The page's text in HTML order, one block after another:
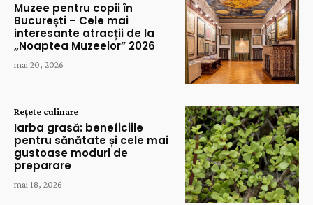
Muzee pentru copii în
București – Cele mai
interesante atracții de la
„Noaptea Muzeelor” 2026
mai 20, 2026
Rețete culinare
Iarba grasă: beneficiile
pentru sănătate și cele mai
gustoase moduri de
preparare
mai 18, 2026